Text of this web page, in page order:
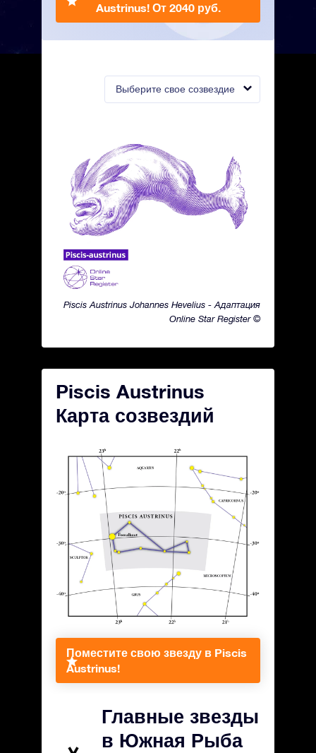
Выберите свое созвездие
Piscis Austrinus Johannes Hevelius - Адаптация
Online Star Register ©
Austrinus! От 2040 руб.
Piscis Austrinus
Карта созвездий
Поместите свою звезду в Piscis
Austrinus!
Главные звезды
в Южная Рыба